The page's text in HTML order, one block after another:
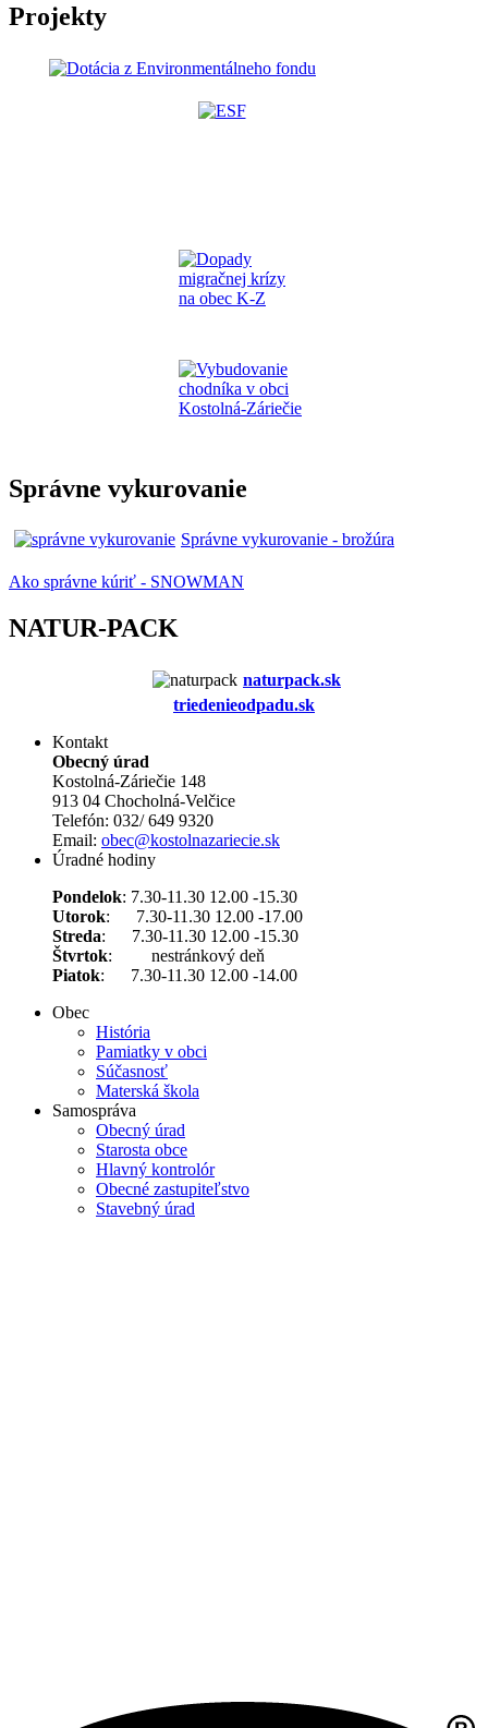
Projekty
Správne vykurovanie
Správne vykurovanie - brožúra
Ako správne kúriť - SNOWMAN
NATUR-PACK
naturpack.sk
triedenieodpadu.sk
Kontakt
Obecný úrad
Kostolná-Záriečie 148
913 04 Chocholná-Velčice
Telefón: 032/ 649 9320
Email: obec@kostolnazariecie.sk
Úradné hodiny
Pondelok: 7.30-11.30 12.00 -15.30
Utorok: 7.30-11.30 12.00 -17.00
Streda: 7.30-11.30 12.00 -15.30
Štvrtok: nestránkový deň
Piatok: 7.30-11.30 12.00 -14.00
Obec
História
Pamiatky v obci
Súčasnosť
Materská škola
Samospráva
Obecný úrad
Starosta obce
Hlavný kontrolór
Obecné zastupiteľstvo
Stavebný úrad